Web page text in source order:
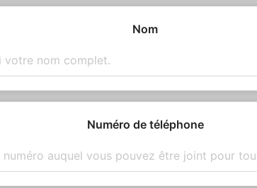
Nom
Numéro de téléphone